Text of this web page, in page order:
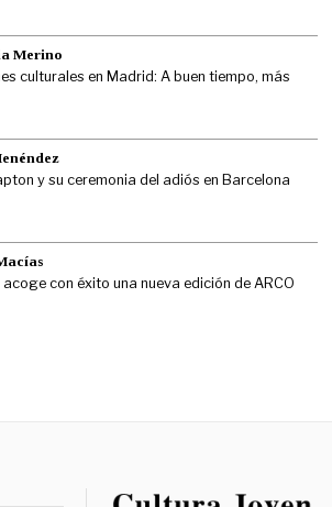
Merino
culturales en Madrid: A buen tiempo, más
y su ceremonia del adiós en Barcelona
con éxito una nueva edición de ARCO